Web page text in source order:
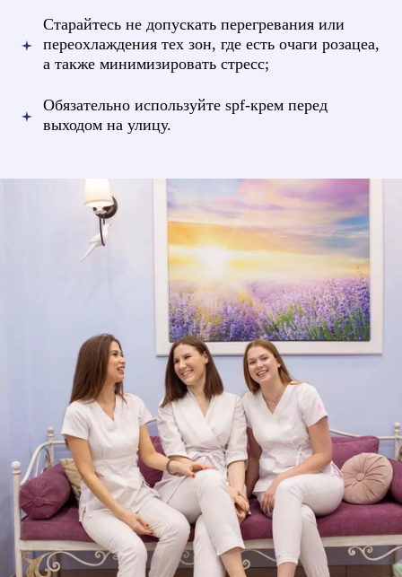
Старайтесь не допускать перегревания или
переохлаждения тех зон, где есть очаги розацеа,
а также минимизировать стресс;
Обязательно используйте spf-крем перед
выходом на улицу.